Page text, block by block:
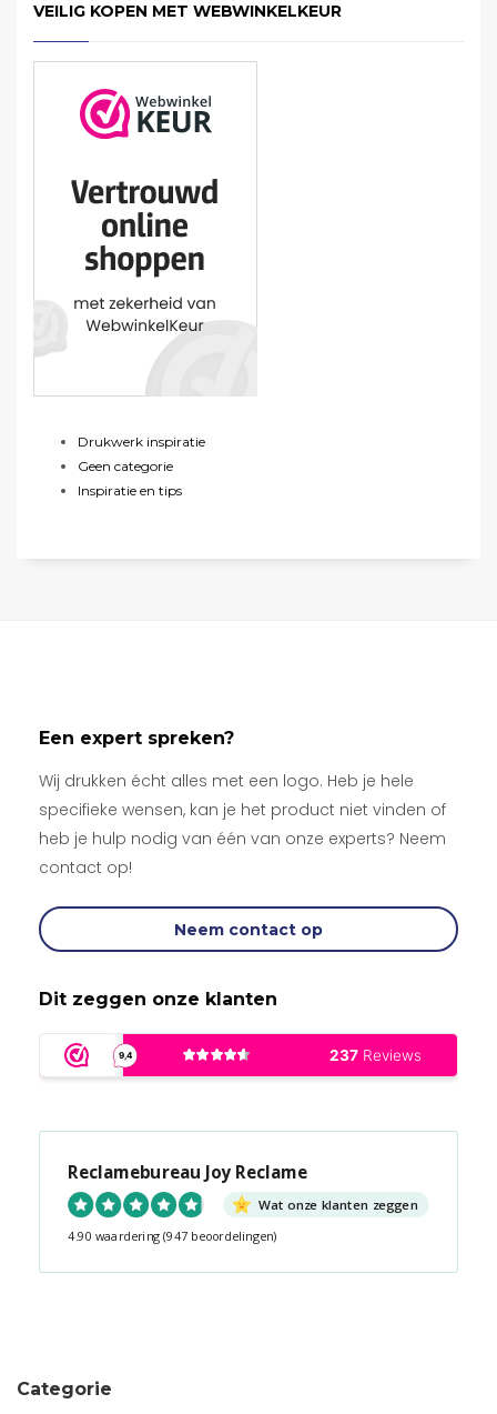
VEILIG KOPEN MET WEBWINKELKEUR
Drukwerk inspiratie
Geen categorie
Inspiratie en tips
Een expert spreken?
Wij drukken écht alles met een logo. Heb je hele
specifieke wensen, kan je het product niet vinden of
heb je hulp nodig van één van onze experts? Neem
contact op!
Neem contact op
Dit zeggen onze klanten
Reclamebureau Joy Reclame
Wat onze klanten zeggen
4.90 waardering (947 beoordelingen)
Categorie